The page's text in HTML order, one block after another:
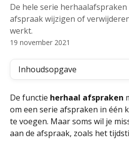
De hele serie
afspraak wijzigen of
werkt.
19 november 2021
Inhoudsopgave
De functie herhaal afspraken
om een serie afspraken in één
te voegen. Maar soms wil je
aan de afspraak, zoals het